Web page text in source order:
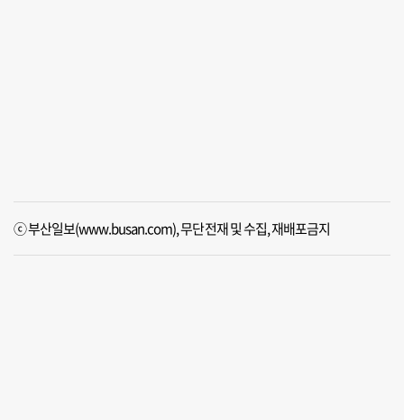
ⓒ 부산일보(www.busan.com), 무단전재 및 수집, 재배포금지